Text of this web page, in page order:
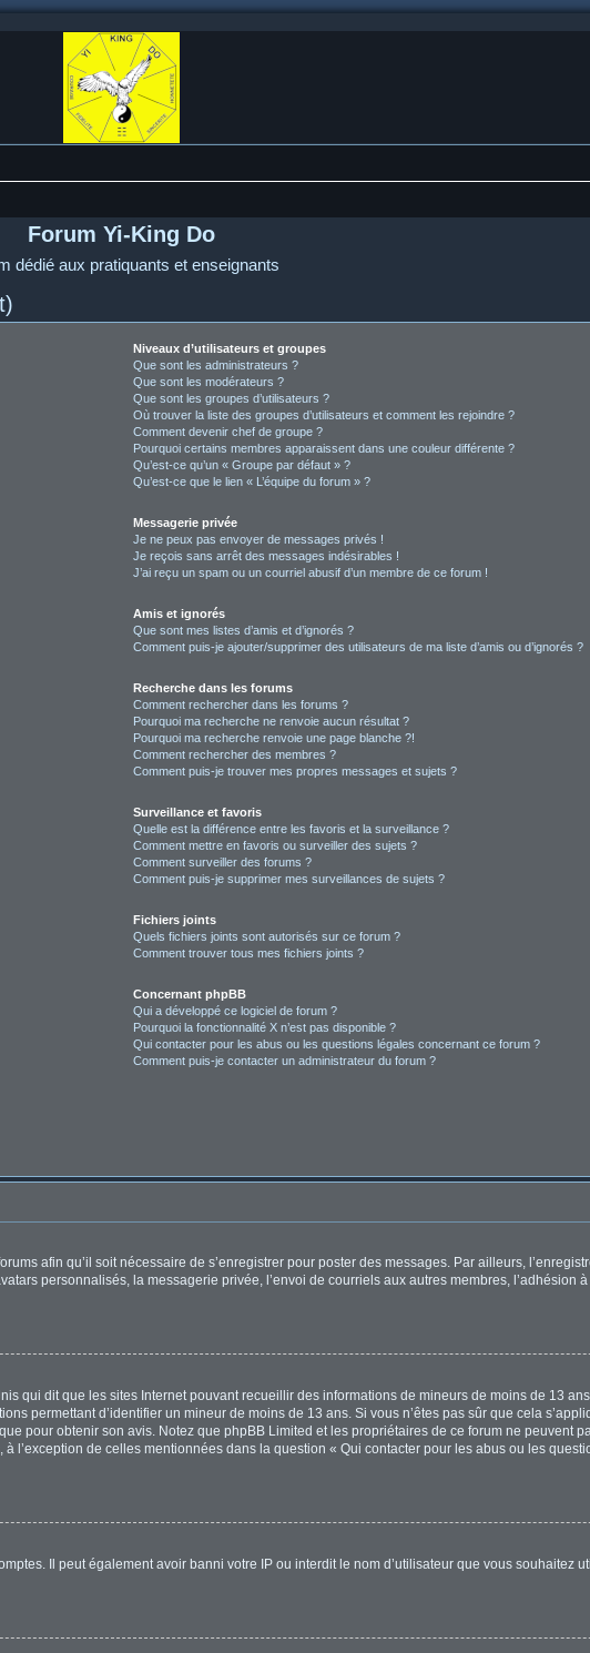
Forum Yi-King Do
dédié aux pratiquants et enseignants
Niveaux d’utilisateurs et groupes
Que sont les administrateurs ?
Que sont les modérateurs ?
Que sont les groupes d’utilisateurs ?
Où trouver la liste des groupes d’utilisateurs et comment les rejoindre ?
Comment devenir chef de groupe ?
Pourquoi certains membres apparaissent dans une couleur différente ?
Qu’est-ce qu’un « Groupe par défaut » ?
Qu’est-ce que le lien « L’équipe du forum » ?
Messagerie privée
Je ne peux pas envoyer de messages privés !
Je reçois sans arrêt des messages indésirables !
J’ai reçu un spam ou un courriel abusif d’un membre de ce forum !
Amis et ignorés
Que sont mes listes d’amis et d’ignorés ?
Comment puis-je ajouter/supprimer des utilisateurs de ma liste d’amis ou d’ignorés ?
Recherche dans les forums
Comment rechercher dans les forums ?
Pourquoi ma recherche ne renvoie aucun résultat ?
Pourquoi ma recherche renvoie une page blanche ?!
Comment rechercher des membres ?
Comment puis-je trouver mes propres messages et sujets ?
Surveillance et favoris
Quelle est la différence entre les favoris et la surveillance ?
Comment mettre en favoris ou surveiller des sujets ?
Comment surveiller des forums ?
Comment puis-je supprimer mes surveillances de sujets ?
Fichiers joints
Quels fichiers joints sont autorisés sur ce forum ?
Comment trouver tous mes fichiers joints ?
Concernant phpBB
Qui a développé ce logiciel de forum ?
Pourquoi la fonctionnalité X n’est pas disponible ?
Qui contacter pour les abus ou les questions légales concernant ce forum ?
Comment puis-je contacter un administrateur du forum ?
afin qu’il soit nécessaire de s’enregistrer pour poster des messages. Par ailleurs,
personnalisés, la messagerie privée, l’envoi de courriels aux autres membres, l’adhésion
qui dit que les sites Internet pouvant recueillir des informations de mineurs de moins de 13
permettant d’identifier un mineur de moins de 13 ans. Si vous n’êtes pas sûr que cela
pour obtenir son avis. Notez que phpBB Limited et les propriétaires de ce forum ne peuvent
l’exception de celles mentionnées dans la question « Qui contacter pour les abus ou les
Il peut également avoir banni votre IP ou interdit le nom d’utilisateur que vous souhaitez